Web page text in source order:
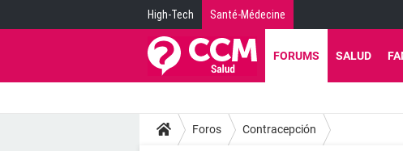
High-Tech Santé-Médecine
FORUMS SALUD
Foros Contracepción